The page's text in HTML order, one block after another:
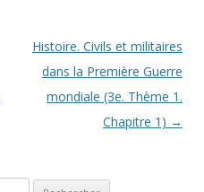
Histoire. Civils et militaires
dans la Première Guerre
mondiale (3e. Thème 1.
Chapitre 1) →